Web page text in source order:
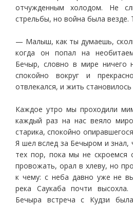
отчужденным холодом. Не
стрельбы, но война была везде.
— Малыш, как ты думаешь,
когда он попал на
Бечыр, словно в мире ничего
спокойно вокруг и
отвлекался, и жить становилось
Каждое утро мы проходили
каждый раз на нас веяло
старика, спокойно
Я шел вслед за Бечыром и знал,
тех пор, пока мы не скроемся
провожать, орал в хлеву, но
к чему: с неба давно уже не
река Саукаба почти
Бечыра встреча с Кудзи